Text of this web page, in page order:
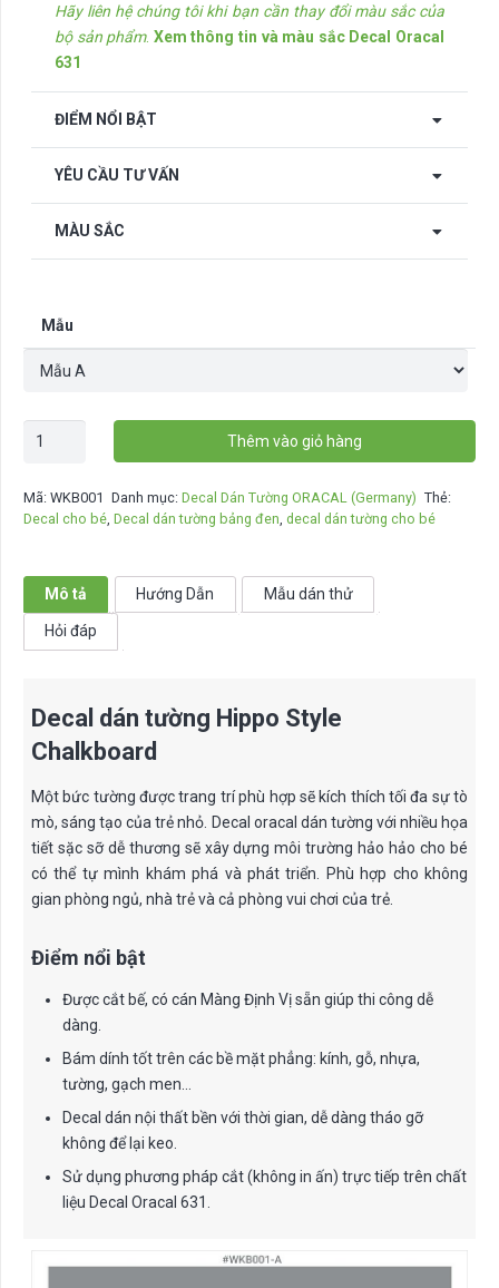
Hãy liên hệ chúng tôi khi bạn cần thay đổi màu sắc của
bộ sản phẩm. Xem thông tin và màu sắc Decal Oracal
631
ĐIỂM NỔI BẬT
YÊU CẦU TƯ VẤN
MÀU SẮC
Mẫu
Decal
Hippo
WKB001
Thêm vào giỏ hàng
Mã: WKB001 Danh mục:Decal Dán Tường ORACAL (Germany) Thẻ:
Decal cho bé Decal dán tường bảng đen decal dán tường cho bé
Mô tả Hướng Dẫn Mẫu dán thử
Hỏi đáp
Decal dán tường Hippo Style
Chalkboard
Một bức tường được trang trí phù hợp sẽ kích thích tối đa sự tò
mò, sáng tạo của trẻ nhỏ. Decal oracal dán tường với nhiều họa
tiết sặc sỡ dễ thương sẽ xây dựng môi trường hảo hảo cho bé
có thể tự mình khám phá và phát triển. Phù hợp cho không
gian phòng ngủ, nhà trẻ và cả phòng vui chơi của trẻ.
Điểm nổi bật
Được cắt bế, có cán Màng Định Vị sẵn giúp thi công dễ
dàng.
Bám dính tốt trên các bề mặt phẳng: kính, gỗ, nhựa,
tường, gạch men…
Decal dán nội thất bền với thời gian, dễ dàng tháo gỡ
không để lại keo.
Sử dụng phương pháp cắt (không in ấn) trực tiếp trên chất
liệu Decal Oracal 631.